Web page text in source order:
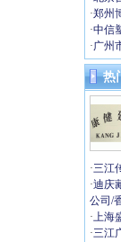
·郑州
·中信
·广州
热
·三江
·迪庆
公司/
·上海
·三江